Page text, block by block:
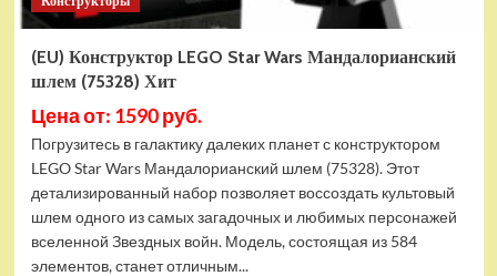
(EU) Конструктор LEGO Star Wars Мандалорианский
шлем (75328) Хит
Цена от: 1590 руб.
Погрузитесь в галактику далеких планет с конструктором
LEGO Star Wars Мандалорианский шлем (75328). Этот
детализированный набор позволяет воссоздать культовый
шлем одного из самых загадочных и любимых персонажей
вселенной Звездных войн. Модель, состоящая из 584
элементов, станет отличным...